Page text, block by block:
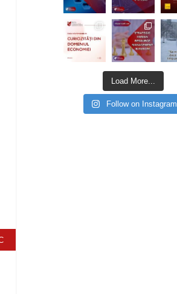
Load More...
Follow on Instagram